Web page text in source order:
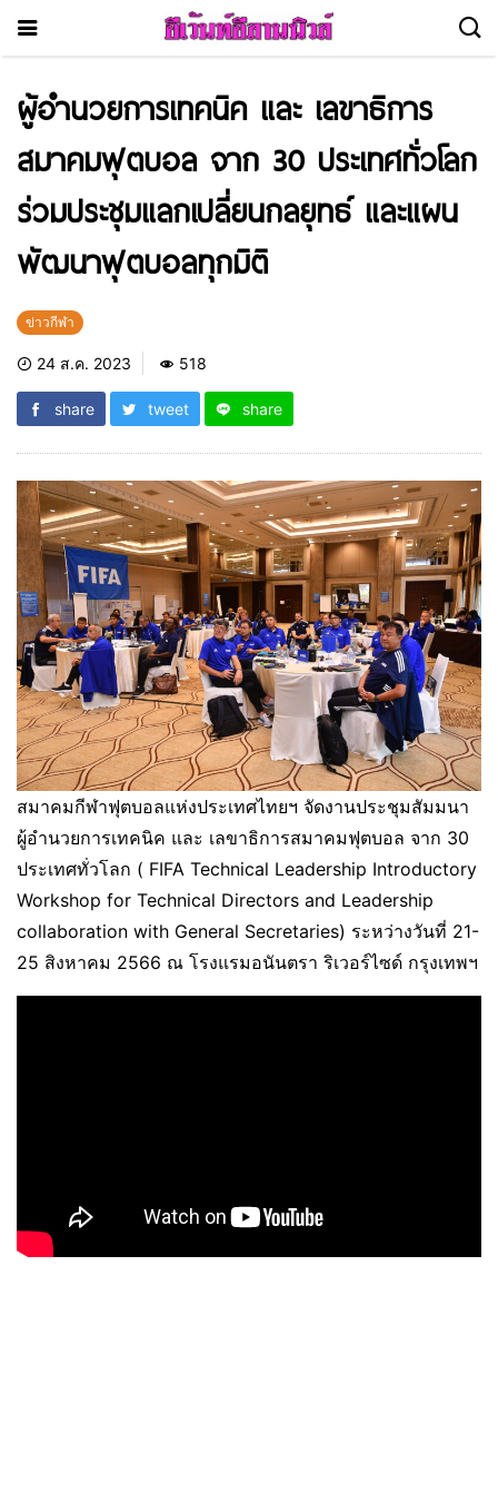
ผู้อำนวยการเทคนิค และ เลขาธิการ
สมาคมฟุตบอล จาก 30 ประเทศทั่วโลก
ร่วมประชุมแลกเปลี่ยนกลยุทธ์ และแผน
พัฒนาฟุตบอลทุกมิติ
ข่าวกีฬา
24 ส.ค. 2023 518
share tweet share
สมาคมกีฬาฟุตบอลแห่งประเทศไทยฯ จัดงานประชุมสัมมนา
ผู้อำนวยการเทคนิค และ เลขาธิการสมาคมฟุตบอล จาก 30
ประเทศทั่วโลก ( FIFA Technical Leadership Introductory
Workshop for Technical Directors and Leadership
collaboration with General Secretaries) ระหว่างวันที่ 21-
25 สิงหาคม 2566 ณ โรงแรมอนันตรา ริเวอร์ไซด์ กรุงเทพฯ